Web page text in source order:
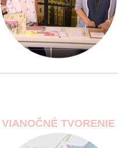
VIANOČNÉ TVORENIE